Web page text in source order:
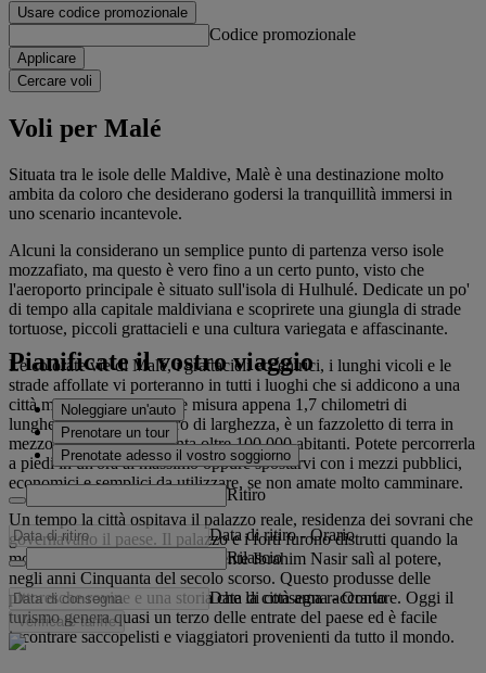
Usare codice promozionale
Codice promozionale
Applicare
Cercare voli
Voli per Malé
Situata tra le isole delle Maldive, Malè è una destinazione molto
ambita da coloro che desiderano godersi la tranquillità immersi in
uno scenario incantevole.
Alcuni la considerano un semplice punto di partenza verso isole
mozzafiato, ma questo è vero fino a un certo punto, visto che
l'aeroporto principale è situato sull'isola di Hulhulé. Dedicate un po'
di tempo alla capitale maldiviana e scoprirete una giungla di strade
tortuose, piccoli grattacieli e una cultura variegata e affascinante.
Le colorate vie di Malé, i grattacieli eccentrici, i lunghi vicoli e le
strade affollate vi porteranno in tutti i luoghi che si addicono a una
città moderna. L'isola, che misura appena 1,7 chilometri di
lunghezza e un chilometro di larghezza, è un fazzoletto di terra in
mezzo all'oceano, ma conta oltre 100.000 abitanti. Potete percorrerla
a piedi in un'ora al massimo oppure spostarvi con i mezzi pubblici,
economici e semplici da utilizzare, se non amate molto camminare.
Un tempo la città ospitava il palazzo reale, residenza dei sovrani che
governavano il paese. Il palazzo e i forti furono distrutti quando la
monarchia fu abolita e il Presidente Ibrahim Nasir salì al potere,
negli anni Cinquanta del secolo scorso. Questo produsse delle
pittoresche rovine e una storia che la città ama raccontare. Oggi il
turismo genera quasi un terzo delle entrate del paese ed è facile
incontrare saccopelisti e viaggiatori provenienti da tutto il mondo.
Pianificate il vostro viaggio
Noleggiare un'auto
Prenotare un tour
Prenotate adesso il vostro soggiorno
Ritiro
Data di ritiro - Orario
Rilascio
Data di consegna - Orario
Verificare tariffe